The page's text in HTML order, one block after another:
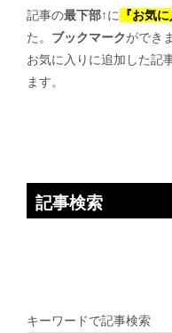
記事の最下部↑に 『お気
た。 ブックマークができ
お気に入りに追加した記
ます。
記事検索
キーワードで記事検索